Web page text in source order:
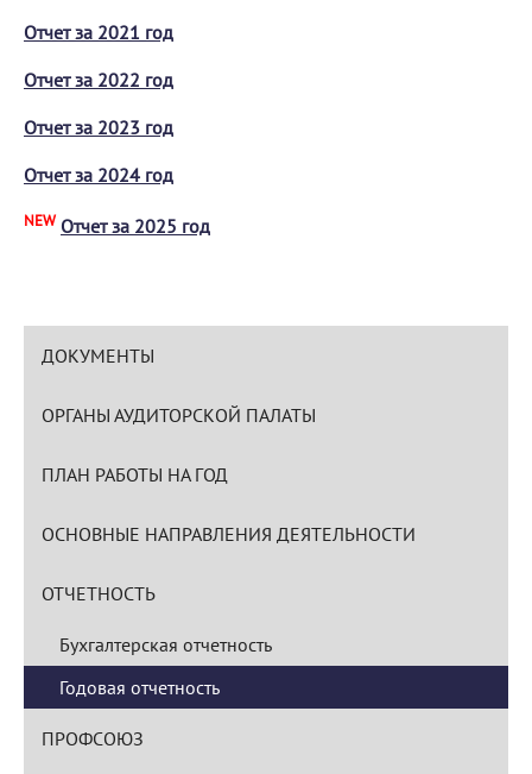
Отчет за 2021 год
Отчет за 2022 год
Отчет за 2023 год
Отчет за 2024 год
NEW Отчет за 2025 год
ДОКУМЕНТЫ
ОРГАНЫ АУДИТОРСКОЙ ПАЛАТЫ
ПЛАН РАБОТЫ НА ГОД
ОСНОВНЫЕ НАПРАВЛЕНИЯ ДЕЯТЕЛЬНОСТИ
ОТЧЕТНОСТЬ
Бухгалтерская отчетность
Годовая отчетность
ПРОФСОЮЗ